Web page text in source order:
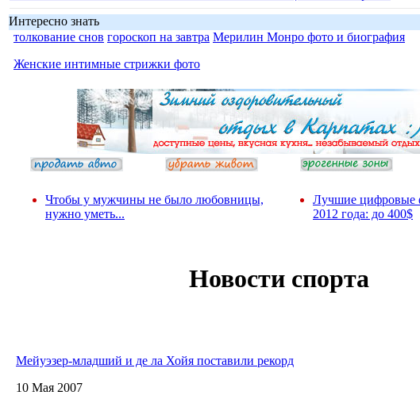
Интересно знать
толкование снов гороскоп на завтра Мерилин Монро фото и биография
Женские интимные стрижки фото
Чтобы у мужчины не было любовницы,
нужно уметь...
Лучшие цифровые
2012 года: до 400$
Новости спорта
Мейуэзер-младший и де ла Хойя поставили рекорд
10 Мая 2007